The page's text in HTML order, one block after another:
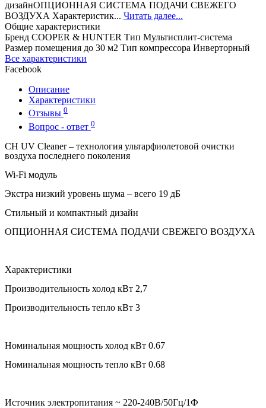
дизайнОПЦИОННАЯ СИСТЕМА ПОДАЧИ СВЕЖЕГО
ВОЗДУХА Характеристик... Читать далее...
Общие характеристики
Бренд COOPER & HUNTER Тип Мультисплит-система
Размер помещения до 30 м2 Тип компрессора Инверторный
Все характеристики
Facebook
Описание
Характеристики
Отзывы 0
Вопрос - ответ 0
CH UV Cleaner – технология ультарфиолетовой очистки
воздуха последнего поколения
Wi-Fi модуль
Экстра низкий уровень шума – всего 19 дБ
Стильный и компактный дизайн
ОПЦИОННАЯ СИСТЕМА ПОДАЧИ СВЕЖЕГО ВОЗДУХА
Характеристики
Производительность холод кВт 2,7
Производительность тепло кВт 3
Номинальная мощность холод кВт 0.67
Номинальная мощность тепло кВт 0.68
Источник электропитания ~ 220-240В/50Гц/1Ф